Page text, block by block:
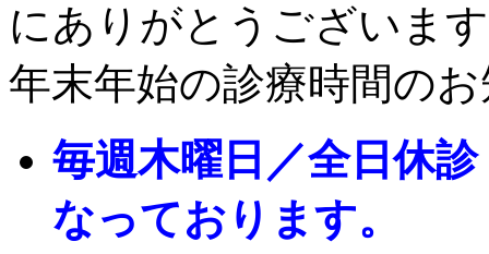
にありがとうございま
年末年始の診療時間の
毎週木曜日／全日
なっております。